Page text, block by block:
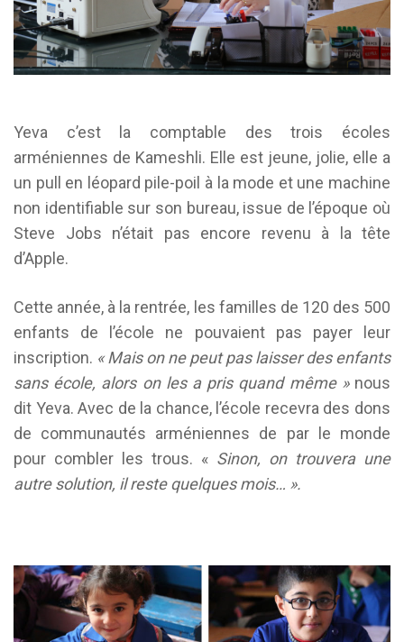
Yeva c’est la comptable des trois écoles
arméniennes de Kameshli. Elle est jeune, jolie, elle a
un pull en léopard pile-poil à la mode et une machine
non identifiable sur son bureau, issue de l’époque où
Steve Jobs n’était pas encore revenu à la tête
d’Apple.
Cette année, à la rentrée, les familles de 120 des 500
enfants de l’école ne pouvaient pas payer leur
inscription. « Mais on ne peut pas laisser des enfants
sans école, alors on les a pris quand même »nous
dit Yeva. Avec de la chance, l’école recevra des dons
de communautés arméniennes de par le monde
pour combler les trous. « Sinon, on trouvera une
autre solution, il reste quelques mois… ».